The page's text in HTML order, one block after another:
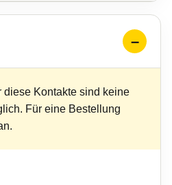
diese Kontakte sind keine
Für eine Bestellung